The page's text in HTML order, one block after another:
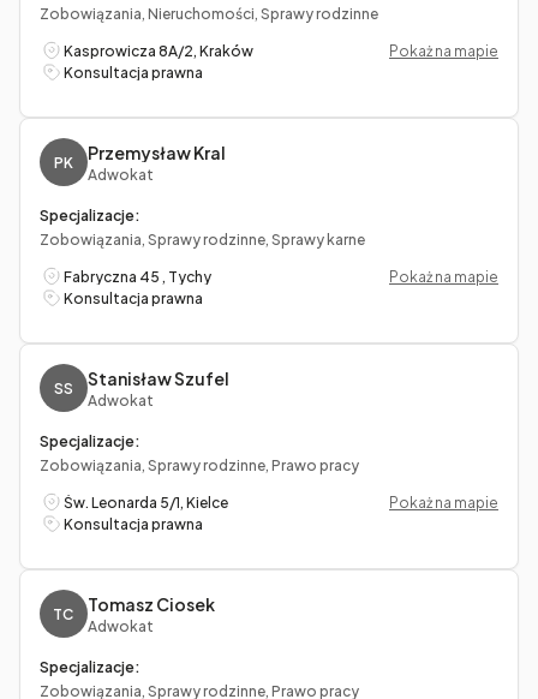
Zobowiązania, Nieruchomości, Sprawy rodzinne
Kasprowicza 8A/2, Kraków
Pokaż na mapie
Konsultacja prawna
PK Przemysław Kral
Adwokat
Specjalizacje:
Zobowiązania, Sprawy rodzinne, Sprawy karne
Fabryczna 45 , Tychy
Pokaż na mapie
Konsultacja prawna
SS Stanisław Szufel
Adwokat
Specjalizacje:
Zobowiązania, Sprawy rodzinne, Prawo pracy
Św. Leonarda 5/1, Kielce
Pokaż na mapie
Konsultacja prawna
TC Tomasz Ciosek
Adwokat
Specjalizacje:
Zobowiązania, Sprawy rodzinne, Prawo pracy